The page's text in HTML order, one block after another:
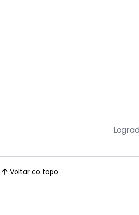
Voltar ao topo